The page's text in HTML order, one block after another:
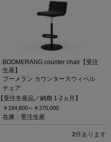
BOOMERANG counter chair【受注
生産】
ブーメラン カウンタースウィベル
チェア
【受注生産品／納期 1-2ヵ月】
￥184,800～ ￥275,000
在庫：受注生産
2件あります